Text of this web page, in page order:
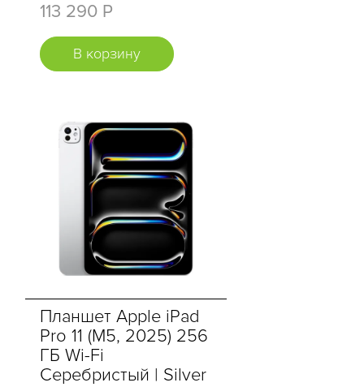
113 290 Р
В корзину
Планшет Apple iPad
Pro 11 (M5, 2025) 256
ГБ Wi-Fi
Серебристый | Silver